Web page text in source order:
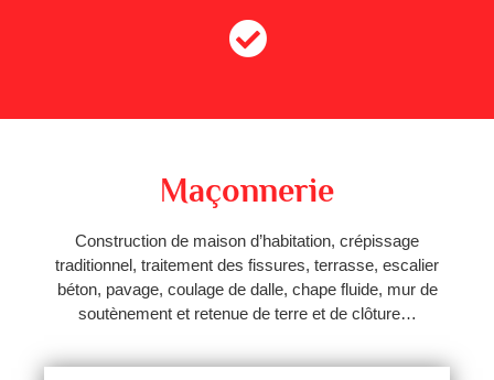
Maçonnerie
Construction de maison d’habitation, crépissage
traditionnel, traitement des fissures, terrasse, escalier
béton, pavage, coulage de dalle, chape fluide, mur de
soutènement et retenue de terre et de clôture…